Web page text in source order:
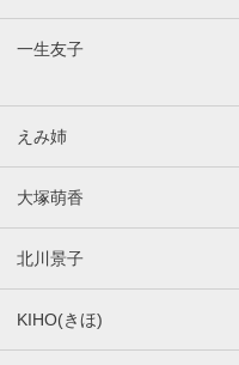
一生友子
えみ姉
大塚萌香
北川景子
KIHO(きほ)